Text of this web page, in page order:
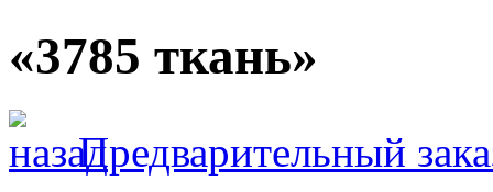
«3785 ткань»
Предварительный